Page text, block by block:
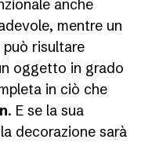
anche
mentre un
risultare
oggetto in grado
in ciò che
. E se la sua
decorazione sarà